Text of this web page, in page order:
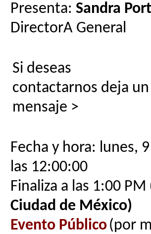
Presenta: Sandra
DirectorA General
Si deseas
contactarnos deja un
mensaje >
Fecha y hora: lunes,
las 12:00:00
Finaliza a las 1:00 PM
Ciudad de México)
Evento Público(por